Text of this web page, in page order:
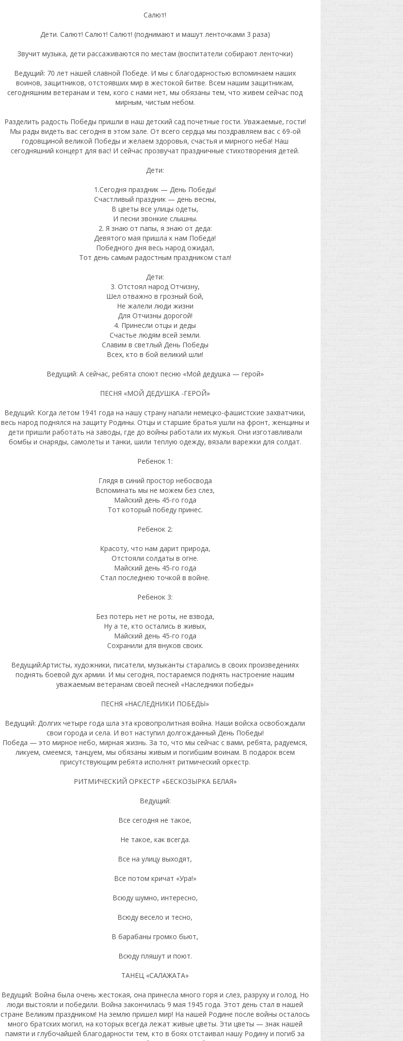
Салют!
Дети. Салют! Салют! Салют! (поднимают и машут ленточками 3 раза)
Звучит музыка, дети рассаживаются по местам (воспитатели собирают ленточки)
Ведущий: 70 лет нашей славной Победе. И мы с благодарностью вспоминаем наших
воинов, защитников, отстоявших мир в жестокой битве. Всем нашим защитникам,
сегодняшним ветеранам и тем, кого с нами нет, мы обязаны тем, что живем сейчас под
мирным, чистым небом.
Разделить радость Победы пришли в наш детский сад почетные гости. Уважаемые, гости!
Мы рады видеть вас сегодня в этом зале. От всего сердца мы поздравляем вас с 69-ой
годовщиной великой Победы и желаем здоровья, счастья и мирного неба! Наш
сегодняшний концерт для вас! И сейчас прозвучат праздничные стихотворения детей.
Дети:
1.Сегодня праздник — День Победы!
Счастливый праздник — день весны,
В цветы все улицы одеты,
И песни звонкие слышны.
2. Я знаю от папы, я знаю от деда:
Девятого мая пришла к нам Победа!
Победного дня весь народ ожидал,
Тот день самым радостным праздником стал!
Дети:
3. Отстоял народ Отчизну,
Шел отважно в грозный бой,
Не жалели люди жизни
Для Отчизны дорогой!
4. Принесли отцы и деды
Счастье людям всей земли.
Славим в светлый День Победы
Всех, кто в бой великий шли!
Ведущий: А сейчас, ребята споют песню «Мой дедушка — герой»
ПЕСНЯ «МОЙ ДЕДУШКА -ГЕРОЙ»
Ведущий: Когда летом 1941 года на нашу страну напали немецко-фашистские захватчики,
весь народ поднялся на защиту Родины. Отцы и старшие братья ушли на фронт, женщины и
дети пришли работать на заводы, где до войны работали их мужья. Они изготавливали
бомбы и снаряды, самолеты и танки, шили теплую одежду, вязали варежки для солдат.
Ребенок 1:
Глядя в синий простор небосвода
Вспоминать мы не можем без слез,
Майский день 45-го года
Тот который победу принес.
Ребенок 2:
Красоту, что нам дарит природа,
Отстояли солдаты в огне.
Майский день 45-го года
Стал последнею точкой в войне.
Ребенок 3:
Без потерь нет не роты, не взвода,
Ну а те, кто остались в живых,
Майский день 45-го года
Сохранили для внуков своих.
Ведущий:Артисты, художники, писатели, музыканты старались в своих произведениях
поднять боевой дух армии. И мы сегодня, постараемся поднять настроение нашим
уважаемым ветеранам своей песней «Наследники победы»
ПЕСНЯ «НАСЛЕДНИКИ ПОБЕДЫ»
Ведущий: Долгих четыре года шла эта кровопролитная война. Наши войска освобождали
свои города и села. И вот наступил долгожданный День Победы!
Победа — это мирное небо, мирная жизнь. За то, что мы сейчас с вами, ребята, радуемся,
ликуем, смеемся, танцуем, мы обязаны живым и погибшим воинам. В подарок всем
присутствующим ребята исполнят ритмический оркестр.
РИТМИЧЕСКИЙ ОРКЕСТР «БЕСКОЗЫРКА БЕЛАЯ»
Ведущий:
Все сегодня не такое,
Не такое, как всегда.
Все на улицу выходят,
Все потом кричат «Ура!»
Всюду шумно, интересно,
Всюду весело и тесно,
В барабаны громко бьют,
Всюду пляшут и поют.
ТАНЕЦ «САЛАЖАТА»
Ведущий: Война была очень жестокая, она принесла много горя и слез, разруху и голод. Но
люди выстояли и победили. Война закончилась 9 мая 1945 года. Этот день стал в нашей
стране Великим праздником! На землю пришел мир! На нашей Родине после войны осталось
много братских могил, на которых всегда лежат живые цветы. Эти цветы — знак нашей
памяти и глубочайшей благодарности тем, кто в боях отстаивал нашу Родину и погиб за